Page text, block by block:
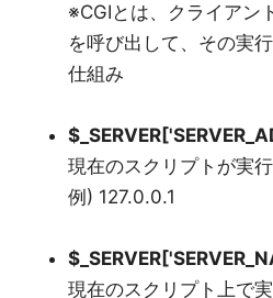
※CGIとは、クライアン
を呼び出して、その実
仕組み
現在のスクリプトが実
例) 127.0.0.1
現在のスクリプト上で